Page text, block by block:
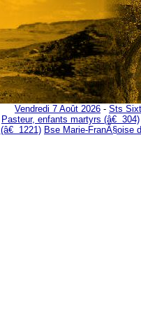
Vendredi 7 Août 2026 - Sts
Pasteur, enfants martyrs (â€ 304)
(â€ 1221) Bse Marie-FranÃ§oise